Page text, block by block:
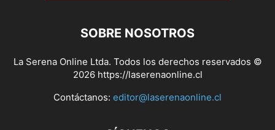
SOBRE NOSOTROS
La Serena Online Ltda. Todos los derechos reservados ©
2026 https://laserenaonline.cl
Contáctanos: editor@laserenaonline.cl